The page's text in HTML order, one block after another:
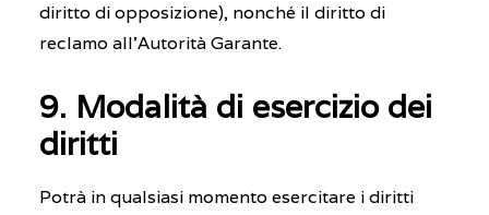
diritto di opposizione), nonché il diritto di
reclamo all’Autorità Garante.
9. Modalità di esercizio dei
diritti
Potrà in qualsiasi momento esercitare i diritti